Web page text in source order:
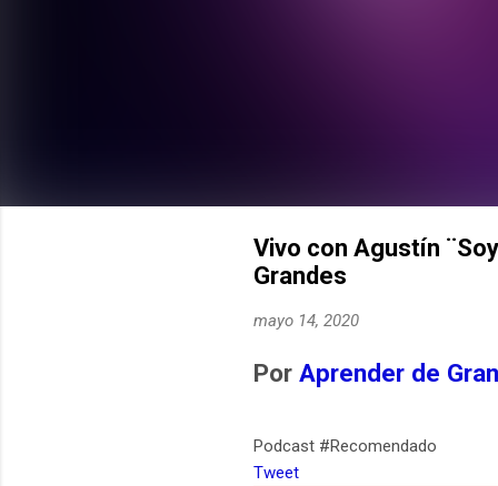
Vivo con Agustín
Grandes
mayo 14, 2020
Por Aprender de
Podcast #Recomendado
Tweet